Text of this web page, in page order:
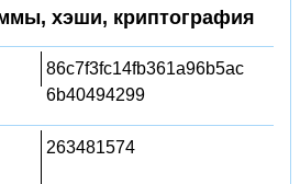
хэши, криптография
86c7f3fc14fb361a96b5ac
6b40494299
263481574